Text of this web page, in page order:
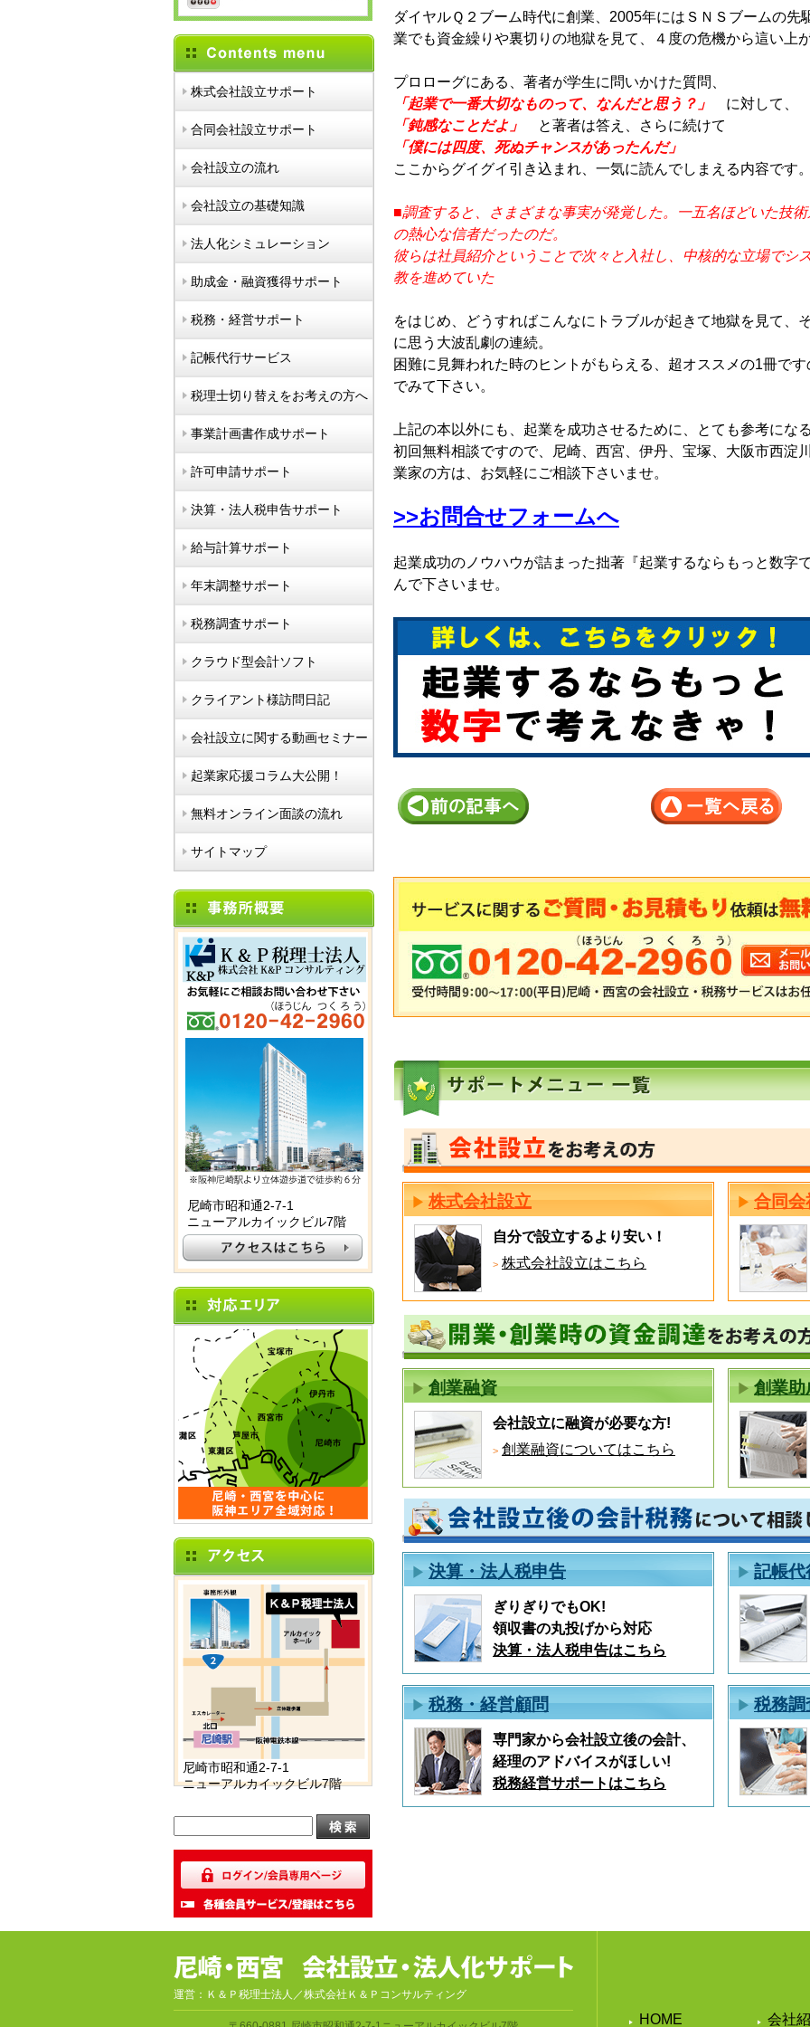
ダイヤルＱ２ブーム時代に創業、2005年にはＳＮＳブームの先
業でも資金繰りや裏切りの地獄を見て、４度の危機から這い上
プロローグにある、著者が学生に問いかけた質問、
「起業で一番大切なものって、なんだと思う？」
に対して、
「鈍感なことだよ」
と著者は答え、さらに続けて
「僕には四度、死ぬチャンスがあったんだ」
ここからグイグイ引き込まれ、一気に読んでしまえる内容です
■調査すると、さまざまな事実が発覚した。一五名ほどいた技
の熱心な信者だったのだ。
彼らは社員紹介ということで次々と入社し、中核的な立場でシ
教を進めていた
をはじめ、どうすればこんなにトラブルが起きて地獄を見て、
に思う大波乱劇の連続。
困難に見舞われた時のヒントがもらえる、超オススメの1冊で
でみて下さい。
上記の本以外にも、起業を成功させるために、とても参考にな
初回無料相談ですので、尼崎、西宮、伊丹、宝塚、大阪市西淀
業家の方は、お気軽にご相談下さいませ。
>>お問合せフォームへ
起業成功のノウハウが詰まった拙著『起業するならもっと数字
んで下さいませ。
株式会社設立
自分で設立するより安い！
株式会社設立はこちら
合同会
創業融資
会社設立に融資が必要な方!
創業融資についてはこちら
創業助
決算・法人税申告
ぎりぎりでもOK!
領収書の丸投げから対応
決算・法人税申告はこちら
記帳代
税務・経営顧問
専門家から会社設立後の会計、
経理のアドバイスがほしい!
税務経営サポートはこちら
税務調
株式会社設立サポート
合同会社設立サポート
会社設立の流れ
会社設立の基礎知識
法人化シミュレーション
助成金・融資獲得サポート
税務・経営サポート
記帳代行サービス
税理士切り替えをお考えの方へ
事業計画書作成サポート
許可申請サポート
決算・法人税申告サポート
給与計算サポート
年末調整サポート
税務調査サポート
クラウド型会計ソフト
クライアント様訪問日記
会社設立に関する動画セミナー
起業家応援コラム大公開！
無料オンライン面談の流れ
サイトマップ
尼崎市昭和通2-7-1
ニューアルカイックビル7階
尼崎市昭和通2-7-1
ニューアルカイックビル7階
運営：Ｋ＆Ｐ税理士法人／株式会社Ｋ＆Ｐコンサルティング
HOME 会社